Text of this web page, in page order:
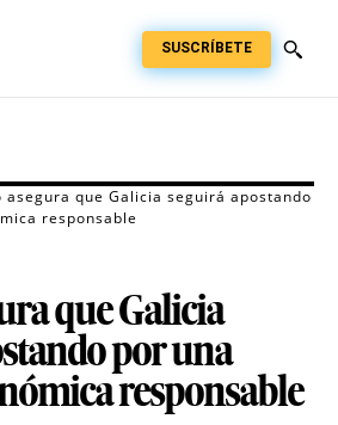
SUSCRÍBETE
asegura que Galicia seguirá apostando
responsable
que Galicia
por una
responsable